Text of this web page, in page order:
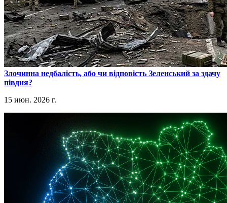
​Злочинна недбалість, або чи відповість Зеленський за здачу
півдня?
15 июн. 2026 г.